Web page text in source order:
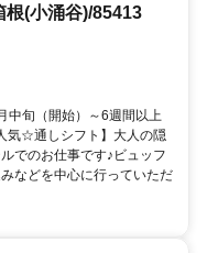
根(小涌谷)/85413
中旬（開始）～6週間以上
気☆通しシフト】大人の隠
でのお仕事です♪ビュッフ
などを中心に行っていただ